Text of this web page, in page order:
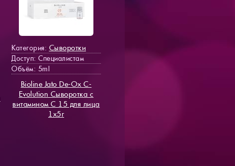
Категория: Сыворотки
Доступ: Специалистам
Объём: 5ml
Bioline Jato De-Ox C-
Evolution Сыворотка с
витамином С 15 для лица
1х5г